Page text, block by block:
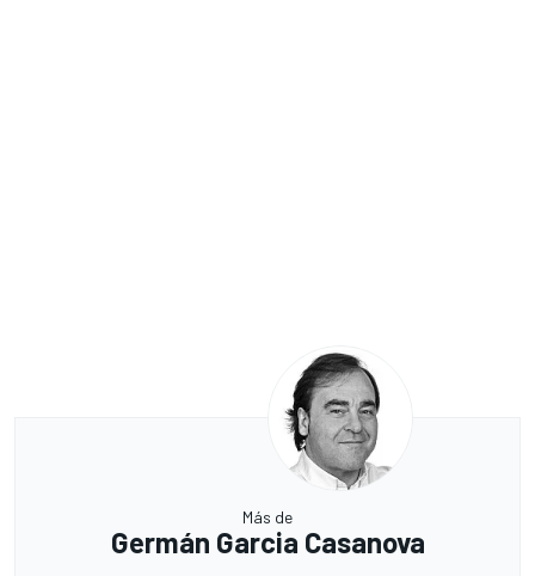
Más de
Germán Garcia Casanova